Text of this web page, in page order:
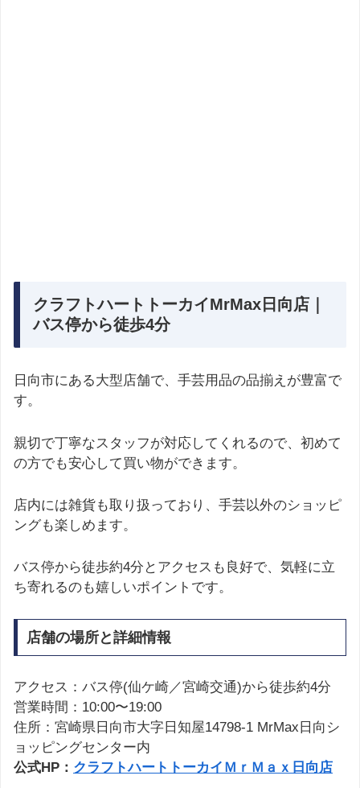
クラフトハートトーカイMrMax日向店｜
バス停から徒歩4分
日向市にある大型店舗で、手芸用品の品揃えが豊富で
す。
親切で丁寧なスタッフが対応してくれるので、初めて
の方でも安心して買い物ができます。
店内には雑貨も取り扱っており、手芸以外のショッピ
ングも楽しめます。
バス停から徒歩約4分とアクセスも良好で、気軽に立
ち寄れるのも嬉しいポイントです。
店舗の場所と詳細情報
アクセス：バス停(仙ケ崎／宮崎交通)から徒歩約4分
営業時間：10:00〜19:00
住所：宮崎県日向市大字日知屋14798-1 MrMax日向シ
ョッピングセンター内
公式HP： クラフトハートトーカイＭｒＭａｘ日向店